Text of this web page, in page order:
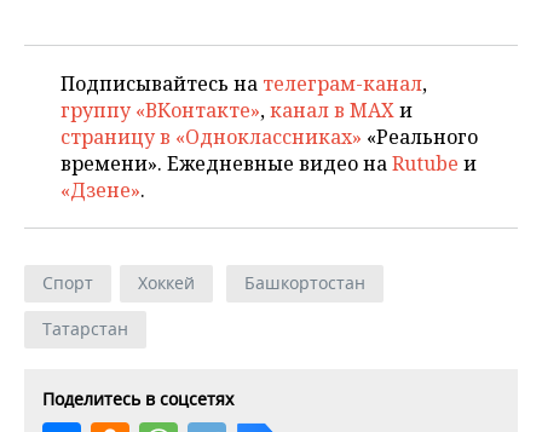
Подписывайтесь на телеграм-канал,
группу «ВКонтакте»,канал в MAXи
страницу в «Одноклассниках» «Реального
времени». Ежедневные видео наRutube и
«Дзене».
Спорт Хоккей
Башкортостан
Татарстан
Поделитесь в соцсетях